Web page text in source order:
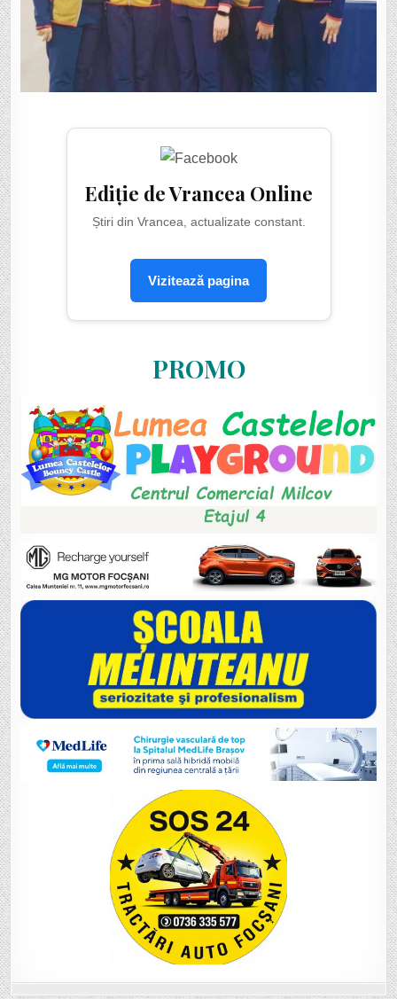
Ediție de Vrancea Online
Știri din Vrancea, actualizate constant.
Vizitează pagina
PROMO